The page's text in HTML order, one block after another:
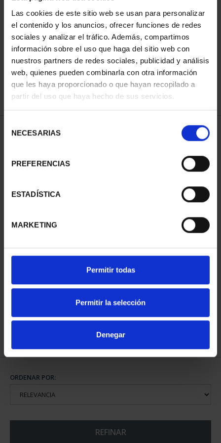
Las cookies de este sitio web se usan para personalizar
el contenido y los anuncios, ofrecer funciones de redes
sociales y analizar el tráfico. Además, compartimos
información sobre el uso que haga del sitio web con
nuestros partners de redes sociales, publicidad y análisis
web, quienes pueden combinarla con otra información
que les haya proporcionado o que hayan recopilado a
partir del uso que haya hecho de sus servicios.
NECESARIAS
PREFERENCIAS
ESTADÍSTICA
MARKETING
Permitir todas
Permitir la selección
Denegar
ORDENAR POR:
REFINAR
1 Productos encontrados
ESCORIAL
ORDENAR POR:
REFINAR